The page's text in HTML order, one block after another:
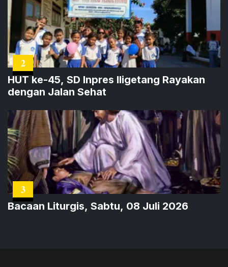
2
HUT ke-45, SD Inpres Iligetang Rayakan
dengan Jalan Sehat
3
Bacaan Liturgis, Sabtu, 08 Juli 2026